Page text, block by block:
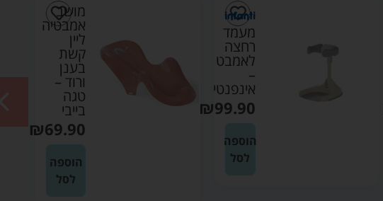
מעמד
רחצה
לאמבט
–
אינפנטי
₪99.90
הוספה
לסל
מושב
אמבטיה
ליין
קשת
בענן
ורוד –
טגה
בייבי
₪69.90
הוספה
לסל